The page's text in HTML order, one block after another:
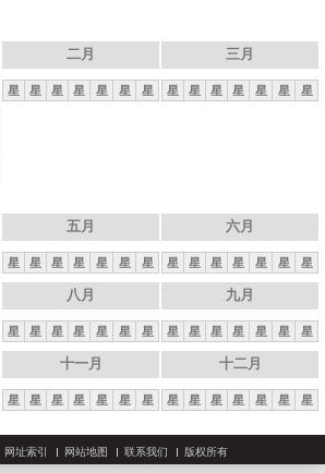
二月
星 星 星 星 星 星 星
三月
星 星 星 星 星 星 星
五月
星 星 星 星 星 星 星
六月
星 星 星 星 星 星 星
八月
星 星 星 星 星 星 星
九月
星 星 星 星 星 星 星
十一月
星 星 星 星 星 星 星
十二月
星 星 星 星 星 星 星
网址索引 网站地图 联系我们 版权所有